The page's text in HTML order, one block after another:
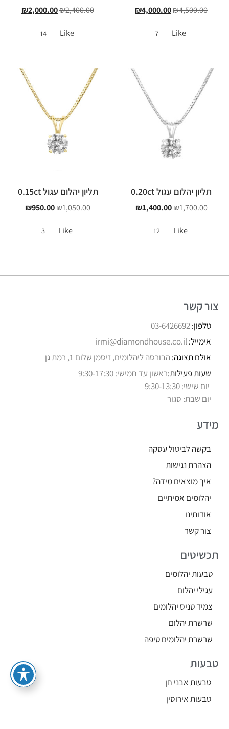
₪4,500.00
₪4,000.00
Like
7
₪2,400.00
₪2,000.00
Like
14
תליון יהלום עגול 0.20ct
₪1,700.00
₪1,400.00
Like
12
תליון יהלום עגול 0.15ct
₪1,050.00
₪950.00
Like
3
צור קשר
טלפון:03-6426692
אימייל:irmi@diamondhouse.co.il
אולם תצוגה: הבורסה ליהלומים, זיסמן שלום 1, רמת גן
שעות פעילות:ראשון עד חמישי: 9:30-17:30
יום שישי: 9:30-13:30
יום שבת: סגור
מידע
בקשה לביטול עסקה
הצהרת נגישות
איך מוצאים מידה?
יהלומים אמיתיים
אודותינו
צור קשר
תכשיטים
טבעות יהלומים
עגילי יהלום
צמיד טניס יהלומים
שרשרת יהלום
שרשרת יהלומים טיפה
טבעות
טבעות אבני חן
טבעות אירוסין